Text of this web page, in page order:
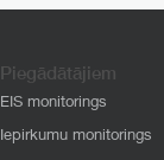
Piegādātājiem
EIS monitorings
Iepirkumu monitorings